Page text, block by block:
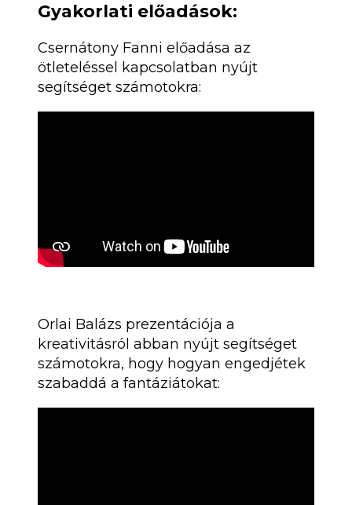
Gyakorlati előadások:
Csernátony Fanni előadása az
ötleteléssel kapcsolatban nyújt
segítséget számotokra:
Orlai Balázs prezentációja a
kreativitásról abban nyújt segítséget
számotokra, hogy hogyan engedjétek
szabaddá a fantáziátokat: